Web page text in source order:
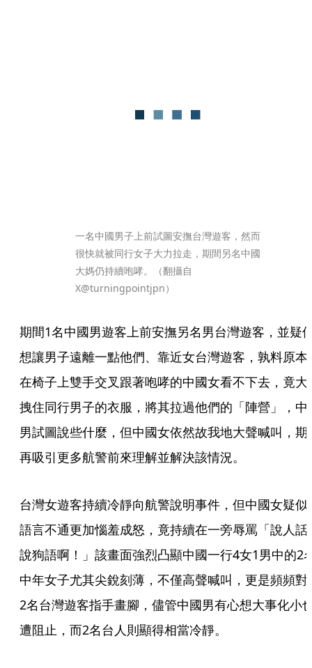
一名中國男子上前試圖安撫台灣遊客，然而
很快就被同行女子大力拉走，期間另名中國
大媽仍持續咆哮。（翻攝自
X@turningpointjpn）
期間1名中國男遊客上前安撫另名男台灣遊客，並疑
想讓男子遠離一點他們、靠近女台灣遊客，孰料原本
在椅子上雙手交叉跟著咆哮的中國女看不下去，竟大
拽住同行男子的衣服，將其拉過他們的「陣營」，中
男試圖說些什麼，但中國女依然故我地大聲喊叫，期
再吸引更多航警前來理解並解決該情況。
台灣女遊客持續冷靜向航警說明事件，但中國女疑似
語言不通更加惱羞成怒，竟持續在一旁辱罵「說人話
說狗語啊！」該畫面強烈凸顯中國一行4女1男中的2
中年女子尤其尖銳刻薄，不僅高聲喊叫，更是頻頻對
2名台灣遊客指手畫腳，儘管中國男有心想大事化小
遭阻止，而2名台人則顯得相當冷靜。